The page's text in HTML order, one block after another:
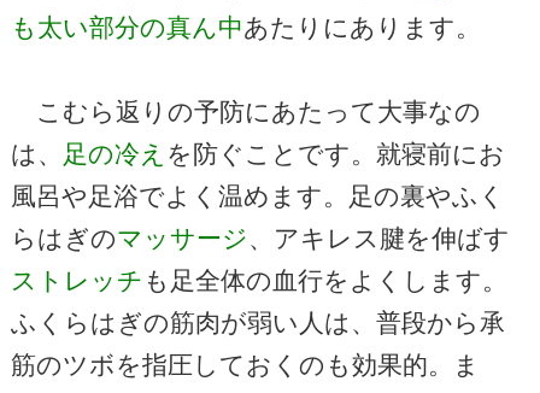
も太い部分の真ん中あたりにあります。
こむら返りの予防にあたって大事なの
は、
足の冷え を防ぐことです。就寝前にお
風呂や足浴でよく温めます。足の裏やふく
らはぎのマッサージ、アキレス腱を伸ばす
ストレッチ も足全体の血行をよくします。
ふくらはぎの筋肉が弱い人は、普段から承
筋のツボを指圧しておくのも効果的。ま